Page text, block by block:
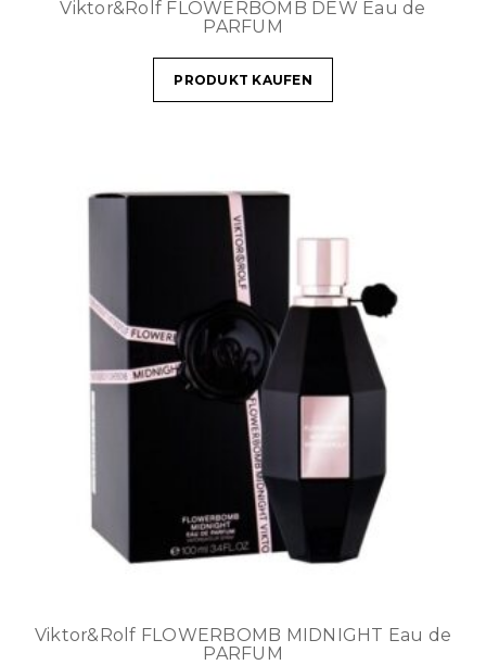
Viktor&Rolf FLOWERBOMB DEW Eau de
PARFUM
PRODUKT KAUFEN
Viktor&Rolf FLOWERBOMB MIDNIGHT Eau de
PARFUM